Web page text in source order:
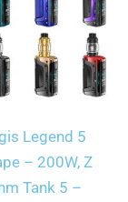
Legend 5
– 200W, Z
Tank 5 –